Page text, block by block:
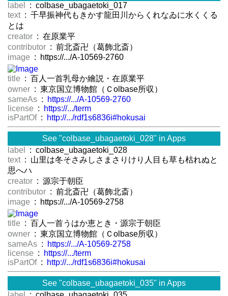
label
: colbase_ubagaetoki_017
text : 千早振神代もきかす龍田川からくれなゐに水くくる
とは
creator : 在原業平
contributor : 前北斎卍（葛飾北斎）
image : https://.../A-10569-2760
title : 百人一首乳母か繪説・在原業平
owner : 東京国立博物館（Ｃolbase所収）
sameAs :
https://.../A-10569-2760
license :
https://.../term
isPartOf : http://.../rdf1s6836i#hokusai
See "colbase_ubagaetoki_028" in Apps
label
: colbase_ubagaetoki_028
text : 山里は冬そさみしさまさりけり人目も草も枯れぬと
思へハ
creator : 源宗于朝臣
contributor : 前北斎卍（葛飾北斎）
image : https://.../A-10569-2758
title : 百人一首うはか恵とき・源宗于朝臣
owner : 東京国立博物館（Ｃolbase所収）
sameAs :
https://.../A-10569-2758
license :
https://.../term
isPartOf : http://.../rdf1s6836i#hokusai
See "colbase_ubagaetoki_035" in Apps